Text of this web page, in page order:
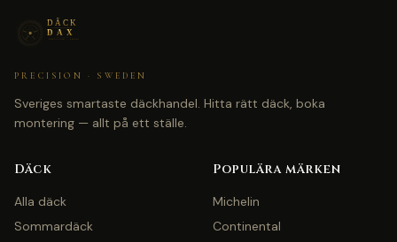
PRECISION · SWEDEN
Sveriges smartaste däckhandel. Hitta rätt däck, boka
montering — allt på ett ställe.
Däck
Alla däck
Sommardäck
Populära märken
Michelin
Continental